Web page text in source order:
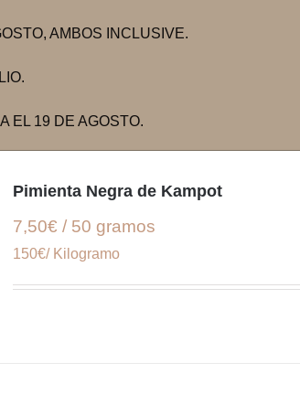
AMBOS INCLUSIVE.
EL 19 DE AGOSTO.
Pimienta Negra de Kampot
7,50€ / 50 gramos
150€/ Kilogramo